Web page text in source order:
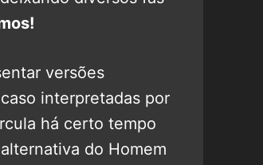
versões
interpretadas por
há certo tempo
do Homem